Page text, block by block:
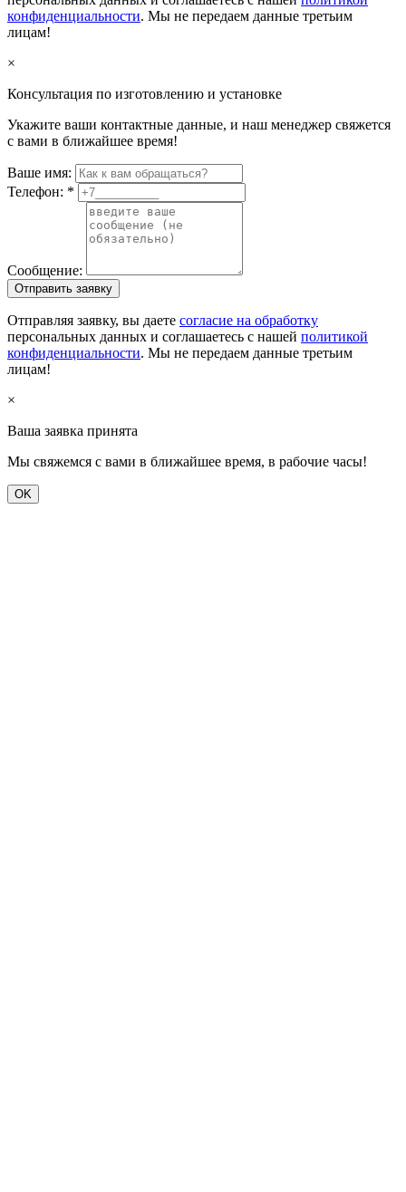
конфиденциальности. Мы не передаем данные третьим
лицам!
×
Консультация по изготовлению и установке
Укажите ваши контактные данные, и наш менеджер свяжется
с вами в ближайшее время!
Ваше имя:
Телефон: *
Сообщение:
Отправить заявку
Отправляя заявку, вы даете согласие на обработку
персональных данных и соглашаетесь с нашей политикой
конфиденциальности. Мы не передаем данные третьим
лицам!
×
Ваша заявка принята
Мы свяжемся с вами в ближайшее время, в рабочие часы!
OK